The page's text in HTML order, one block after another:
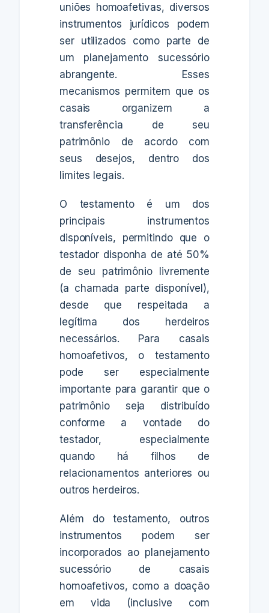
uniões homoafetivas, diversos
instrumentos jurídicos podem
ser utilizados como parte de
um planejamento sucessório
abrangente. Esses
mecanismos permitem que os
casais organizem a
transferência de seu
patrimônio de acordo com
seus desejos, dentro dos
limites legais.
O testamento é um dos
principais instrumentos
disponíveis, permitindo que o
testador disponha de até 50%
de seu patrimônio livremente
(a chamada parte disponível),
desde que respeitada a
legítima dos herdeiros
necessários. Para casais
homoafetivos, o testamento
pode ser especialmente
importante para garantir que o
patrimônio seja distribuído
conforme a vontade do
testador, especialmente
quando há filhos de
relacionamentos anteriores ou
outros herdeiros.
Além do testamento, outros
instrumentos podem ser
incorporados ao planejamento
sucessório de casais
homoafetivos, como a doação
em vida (inclusive com